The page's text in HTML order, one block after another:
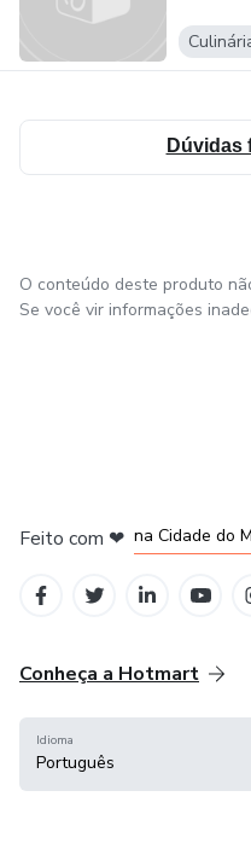
Dúvidas
O conteúdo deste produto
Se você vir informações
Feito com ❤ na Cidade do
Conheça a Hotmart
Idioma
Português